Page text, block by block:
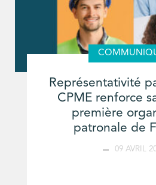
Représentativité
CPME renforce
première
patronale de
09 AVRIL